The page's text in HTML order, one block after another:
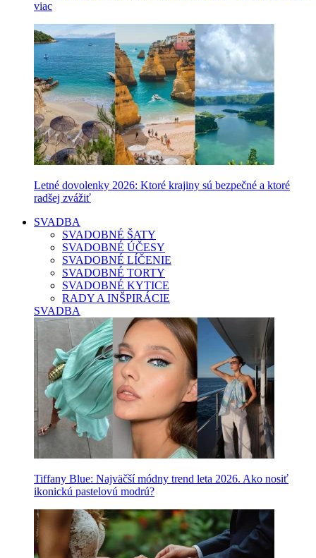
viac
Letné dovolenky 2026: Ktoré krajiny sú bezpečné a ktoré
radšej zvážiť
SVADBA
SVADOBNÉ ŠATY
SVADOBNÉ ÚČESY
SVADOBNÉ LÍČENIE
SVADOBNÉ TORTY
SVADOBNÉ KYTICE
RADY A INŠPIRÁCIE
SVADBA
Tiffany Blue: Najväčší módny trend leta 2026. Ako nosiť
ikonickú pastelovú modrú?